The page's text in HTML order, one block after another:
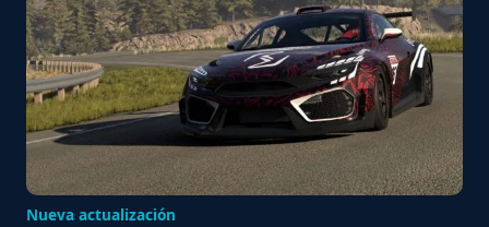
Nueva actualización